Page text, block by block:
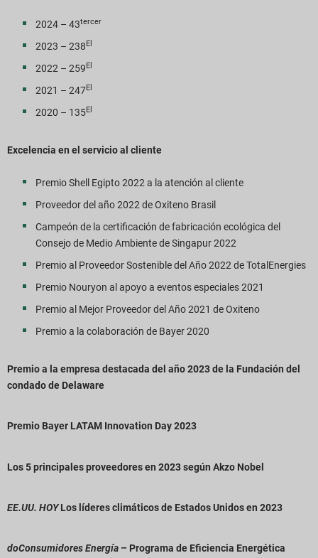
2024 – 43tercer
2023 – 238 El
2022 – 259 El
2021 – 247El
2020 – 135El
Excelencia en el servicio al cliente
Premio Shell Egipto 2022 a la atención al cliente
Proveedor del año 2022 de Oxiteno Brasil
Campeón de la certificación de fabricación ecológica del
Consejo de Medio Ambiente de Singapur 2022
Premio al Proveedor Sostenible del Año 2022 de TotalEnergies
Premio Nouryon al apoyo a eventos especiales 2021
Premio al Mejor Proveedor del Año 2021 de Oxiteno
Premio a la colaboración de Bayer 2020
Premio a la empresa destacada del año 2023 de la Fundación del
condado de Delaware
Premio Bayer LATAM Innovation Day 2023
Los 5 principales proveedores en 2023 según Akzo Nobel
EE.UU. HOYLos líderes climáticos de Estados Unidos en 2023
doConsumidores Energía – Programa de Eficiencia Energética